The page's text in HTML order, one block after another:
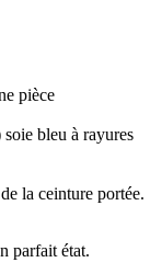
pièce
bleu à rayures
la ceinture portée.
parfait état.